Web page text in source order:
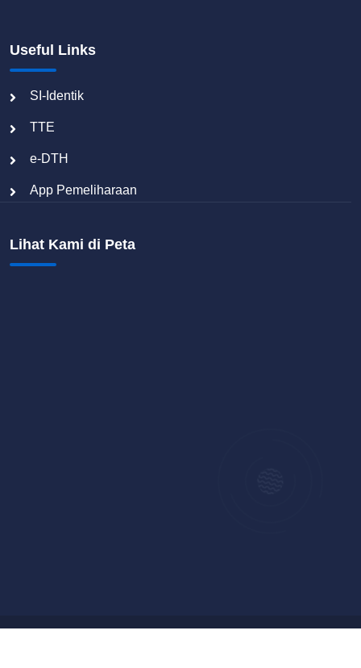
Useful Links
SI-Identik
TTE
e-DTH
App Pemeliharaan
Lihat Kami di Peta